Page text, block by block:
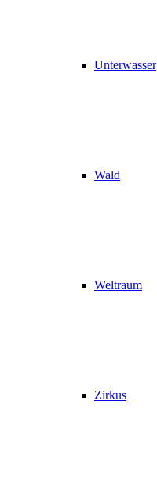
Unterwasser
Wald
Weltraum
Zirkus